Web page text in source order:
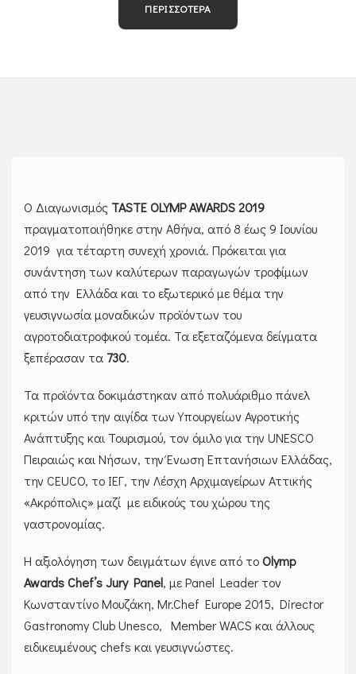
ΠΕΡΙΣΣΟΤΕΡΑ
Ο Διαγωνισμός TASTE OLYMPAWARDS2019
πραγματοποιήθηκε στην Αθήνα, από 8 έως 9 Ιουνίου
2019 για τέταρτη συνεχή χρονιά. Πρόκειται για
συνάντηση των καλύτερων παραγωγών τροφίμων
από την Ελλάδα και το εξωτερικό με θέμα την
γευσιγνωσία μοναδικών προϊόντων του
αγροτοδιατροφικού τομέα. Τα εξεταζόμενα δείγματα
ξεπέρασαν τα 730.
Τα προϊόντα δοκιμάστηκαν από πολυάριθμο πάνελ
κριτών υπό την αιγίδα των Υπουργείων Αγροτικής
Ανάπτυξης και Τουρισμού, τον όμιλο για την UNESCO
Πειραιώς και Νήσων, την Ένωση Επτανήσιων Ελλάδας,
την CEUCO, το ΙΕΓ, την Λέσχη Αρχιμαγείρων Αττικής
«Ακρόπολις» μαζί με ειδικούς του χώρου της
γαστρονομίας.
Η αξιολόγηση των δειγμάτων έγινε από το Olymp
Awards Chef’s Jury Panel, με Panel Leader τον
Κωνσταντίνο Μουζάκη, Μr.Chef Europe 2015, Director
Gastronomy Club Unesco, Member WACS και άλλους
ειδικευμένους chefs και γευσιγνώστες.